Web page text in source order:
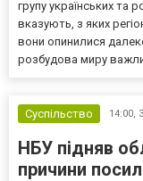
групу українських та
вказують, з яких
вони опинилися
розбудова миру
Суспільство 14:00,
НБУ підняв
причини